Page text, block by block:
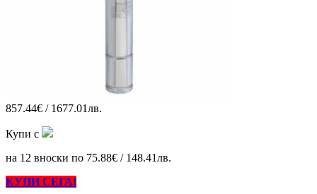
857.44€ / 1677.01лв.
Купи с
на 12 вноски по 75.88€ / 148.41лв.
КУПИ СЕГА!